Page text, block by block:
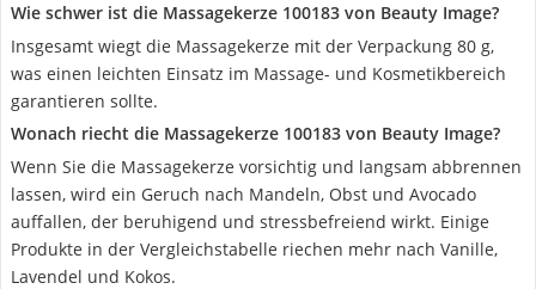
Wie schwer ist die Massagekerze 100183 von Beauty Image?
Insgesamt wiegt die Massagekerze mit der Verpackung 80 g,
was einen leichten Einsatz im Massage- und Kosmetikbereich
garantieren sollte.
Wonach riecht die Massagekerze 100183 von Beauty Image?
Wenn Sie die Massagekerze vorsichtig und langsam abbrennen
lassen, wird ein Geruch nach Mandeln, Obst und Avocado
auffallen, der beruhigend und stressbefreiend wirkt. Einige
Produkte in der Vergleichstabelle riechen mehr nach Vanille,
Lavendel und Kokos.